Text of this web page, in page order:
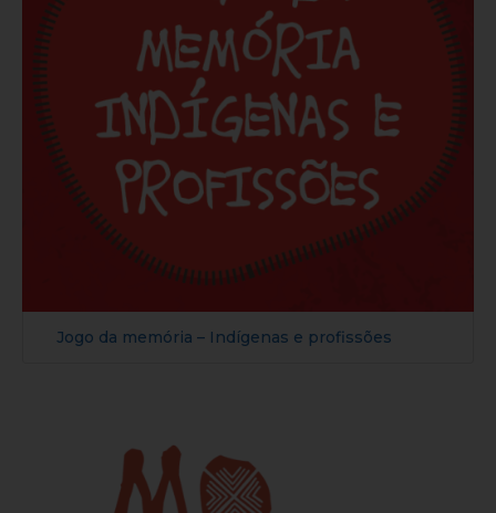
Jogo da memória – Indígenas e profissões